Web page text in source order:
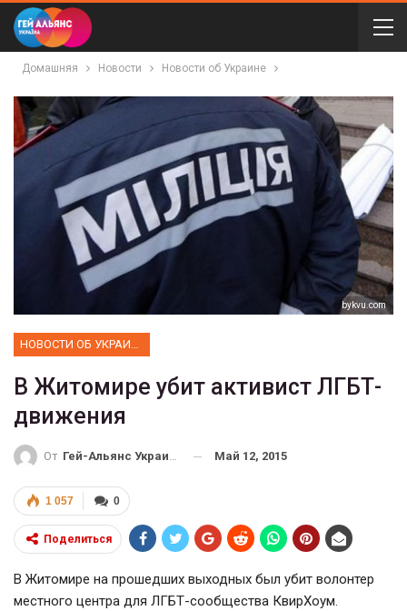
Домашняя Новости Новости об Украине
bykvu.com
В Житомире убит активист ЛГБТ-
движения
От Гей-Альянс Украина Май 12, 2015
0
1 057
Поделиться
В Житомире на прошедших выходных был убит волонтер
местного центра для ЛГБТ-сообщества КвирХоум.